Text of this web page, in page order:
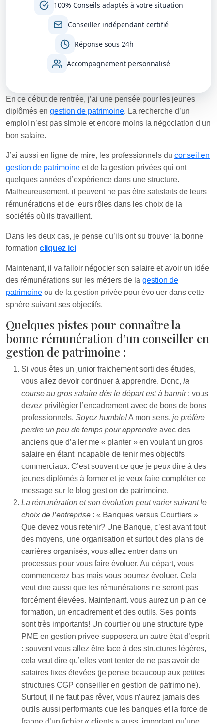
100% Conseils adaptés à votre situation
Conseiller indépendant certifié
Réponse sous 24h
Accompagnement personnalisé
En ce début de rentrée, j’ai une pensée pour les jeunes
diplômés en gestion de patrimoine. La recherche d’un
emploi n’est pas simple et encore moins la négociation d’un
bon salaire.
J’ai aussi en ligne de mire, les professionnels du conseil en
gestion de patrimoine et de la gestion privées qui ont
quelques années d’expérience dans une structure.
Malheureusement, il peuvent ne pas être satisfaits de leurs
rémunérations et de leurs rôles dans les choix de la
sociétés où ils travaillent.
Dans les deux cas, je pense qu’ils ont su trouver la bonne
formation cliquez ici.
Maintenant, il va falloir négocier son salaire et avoir un idée
des rémunérations sur les métiers de la gestion de
patrimoine ou de la gestion privée pour évoluer dans cette
sphère suivant ses objectifs.
Quelques pistes pour connaître la
bonne rémunération d’un conseiller en
gestion de patrimoine :
Si vous êtes un junior fraichement sorti des études,
vous allez devoir continuer à apprendre. Donc, la
course au gros salaire dès le départ est à bannir: vous
devez privilégier l’encadrement avec de bons de bons
professionnels. Soyez humble!A mon sens, je préfère
perdre un peu de temps pour apprendre avec des
anciens que d’aller me « planter » en voulant un gros
salaire en étant incapable de tenir mes objectifs
commerciaux. C’est souvent ce que je peux dire à des
jeunes diplômés à former et je veux faire compléter ce
message sur le blog gestion de patrimoine.
La rémunération et son évolution peut varier suivant le
choix de l’entreprise : « Banques versus Courtiers »
Que devez vous retenir? Une Banque, c’est avant tout
des moyens, une organisation et surtout des plans de
carrières organisés, vous allez entrer dans un
processus pour vous faire évoluer. Au départ, vous
commencerez bas mais vous pourrez évoluer. Cela
veut dire aussi que les rémunérations ne seront pas
forcément élevées. Maintenant, vous aurez un plan de
formation, un encadrement et des outils. Ses points
sont très importants! Un courtier ou une structure type
PME en gestion privée supposera un autre état d’esprit
: souvent vous allez être face à des structures légères,
cela veut dire qu’elles vont tenter de ne pas avoir de
salaires fixes élevées (je pense beaucoup aux petites
structures CGP conseiller en gestion de patrimoine).
Surtout, il ne faut pas rêver, vous n’aurez jamais des
outils aussi performants que les banques et la force de
frappe d’un fichier « clients » aussi important qu’une